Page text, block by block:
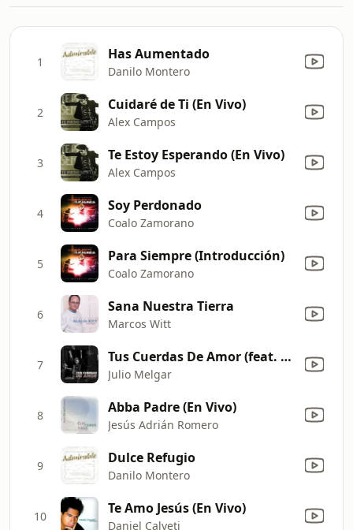
1 Has Aumentado
Danilo Montero
2 Cuidaré de Ti (En Vivo)
Alex Campos
3 Te Estoy Esperando (En Vivo)
Alex Campos
4 Soy Perdonado
Coalo Zamorano
5 Para Siempre (Introducción)
Coalo Zamorano
6 Sana Nuestra Tierra
Marcos Witt
7 Tus Cuerdas De Amor (feat. Lowsan Melgar)
Julio Melgar
8 Abba Padre (En Vivo)
Jesús Adrián Romero
9 Dulce Refugio
Danilo Montero
10 Te Amo Jesús (En Vivo)
Daniel Calveti